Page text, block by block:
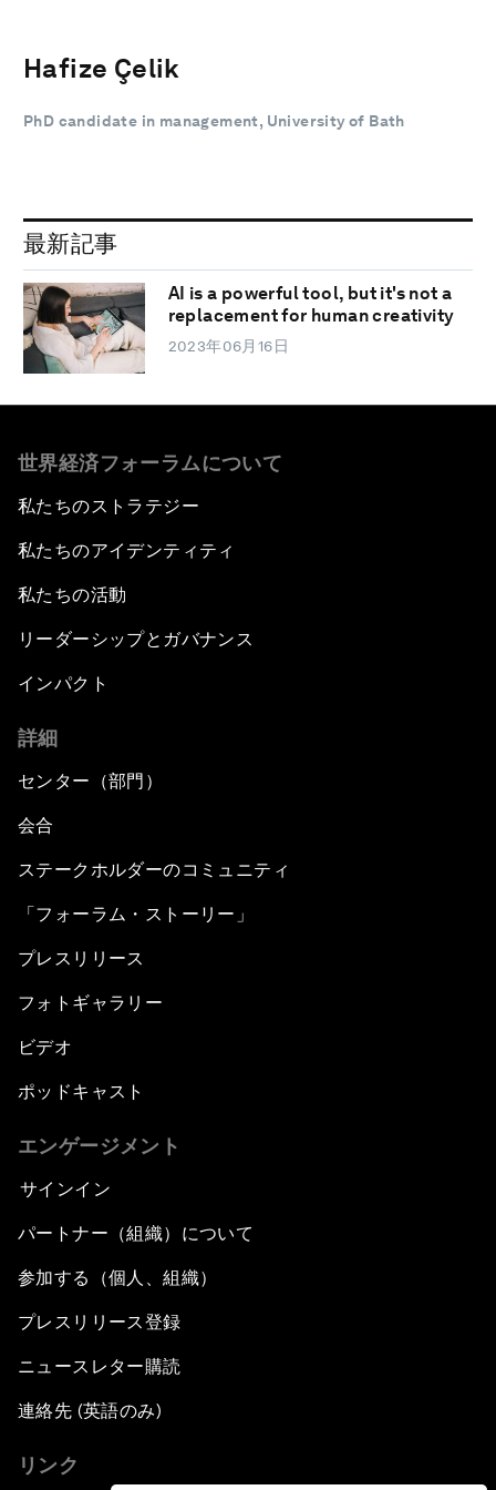
Hafize Çelik
PhD candidate in management, University of Bath
最新記事
AI is a powerful tool, but it's not a
replacement for human creativity
2023年06月16日
世界経済フォーラムについて
私たちのストラテジー
私たちのアイデンティティ
私たちの活動
リーダーシップとガバナンス
インパクト
詳細
センター（部門）
会合
ステークホルダーのコミュニティ
「フォーラム・ストーリー」
プレスリリース
フォトギャラリー
ビデオ
ポッドキャスト
エンゲージメント
サインイン
パートナー（組織）について
参加する（個人、組織）
プレスリリース登録
ニュースレター購読
連絡先 (英語のみ)
リンク